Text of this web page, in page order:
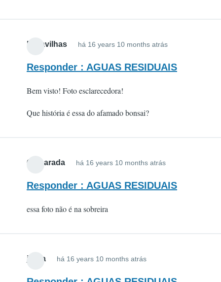
Maravilhas há 16 years 10 months atrás
Responder : AGUAS RESIDUAIS
Bem visto! Foto esclarecedora!
Que história é essa do afamado bonsai?
Camarada há 16 years 10 months atrás
Responder : AGUAS RESIDUAIS
essa foto não é na sobreira
jsilva há 16 years 10 months atrás